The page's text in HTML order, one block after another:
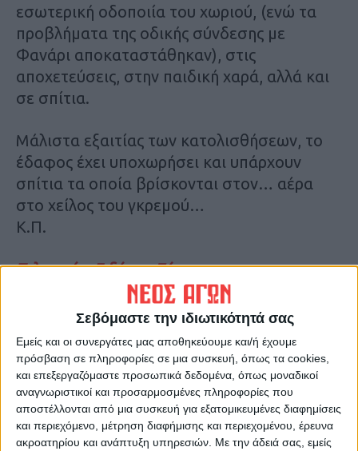
Σεβόμαστε την ιδιωτικότητά σας
Εμείς και οι συνεργάτες μας αποθηκεύουμε και/ή έχουμε
πρόσβαση σε πληροφορίες σε μια συσκευή, όπως τα cookies,
και επεξεργαζόμαστε προσωπικά δεδομένα, όπως μοναδικοί
αναγνωριστικοί και προσαρμοσμένες πληροφορίες που
αποστέλλονται από μια συσκευή για εξατομικευμένες διαφημίσεις
και περιεχόμενο, μέτρηση διαφήμισης και περιεχομένου, έρευνα
ακροατηρίου και ανάπτυξη υπηρεσιών. Με την άδειά σας, εμείς
εσωτερική οδοποιία του χωριού, (ενώ τα
προβλήματα της οδικής σύνδεσης με
Φανάρι αποκαταστάθηκαν), στις
αποχετεύσεις, στην παιδική χαρά, αλλά και
σε σπίτια.
Μάλιστα εξαιτίας των κατολισθήσεων, το
έδαφος έχει υποχωρήσει και υπάρχουν
σπίτια τα οποία βρίσκονται στον… αέρα
στο χείλος του γκρεμού…
Κ.Π.
Τελευταίες Ειδήσεις Σήμερα
Ακολούθησε την εφημερίδα ΝΕΟΣ
ΑΓΩΝ στο Google News!
Όλες οι εξελίξεις στην περιοχή της
Καρδίτσας και ευρύτερα της Θεσσαλίας
ΠΡΟΗΓΟΥΜΕΝΟ ΑΡΘΡΟ ΕΠΟΜΕΝΟ ΑΡΘΡΟ